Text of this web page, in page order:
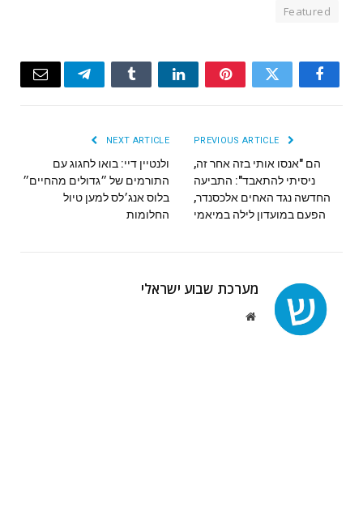
Featured
Facebook
Twitter
Pinterest
LinkedIn
Tumblr
Telegram
Email
הם "אנסו אותי בזה אחר זה,
ניסיתי להתאבד": התביעה
החדשה נגד האחים אלכסנדר,
הפעם במועדון לילה במיאמי
NEXT ARTICLE
ולנטיין דיי: בואו לחגוג עם
התורמים של ״גדולים מהחיים״
בלוס אנג׳לס למען טיול
החלומות
מערכת שבוע ישראלי
Website